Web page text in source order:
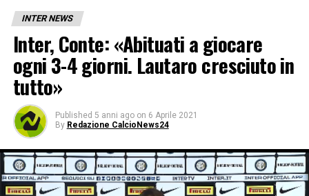
INTER NEWS
Inter, Conte: «Abituati a giocare
ogni 3-4 giorni. Lautaro cresciuto in
tutto»
Published 5 anni ago on 6 Aprile 2021
By Redazione CalcioNews24